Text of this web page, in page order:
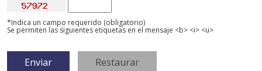
*Indica un campo requerido (obligatorio)
Se permiten las siguientes etiquetas en el mensaje <b> <i> <u>